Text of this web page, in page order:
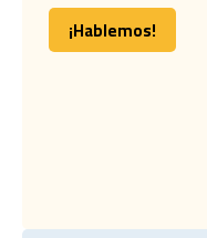
¡Hablemos!
¡Hablemos!